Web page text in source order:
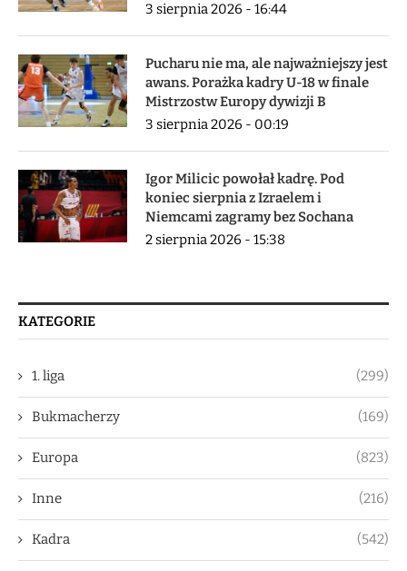
3 sierpnia 2026 - 16:44
Pucharu nie ma, ale najważniejszy jest
awans. Porażka kadry U-18 w finale
Mistrzostw Europy dywizji B
3 sierpnia 2026 - 00:19
Igor Milicic powołał kadrę. Pod
koniec sierpnia z Izraelem i
Niemcami zagramy bez Sochana
2 sierpnia 2026 - 15:38
KATEGORIE
1. liga (299)
Bukmacherzy (169)
Europa (823)
Inne (216)
Kadra (542)